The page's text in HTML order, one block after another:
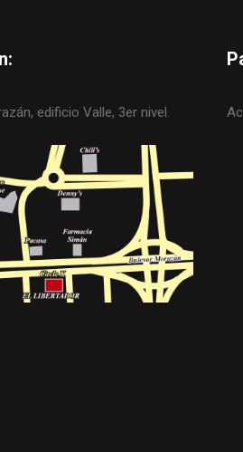
edificio Valle, 3er nivel.